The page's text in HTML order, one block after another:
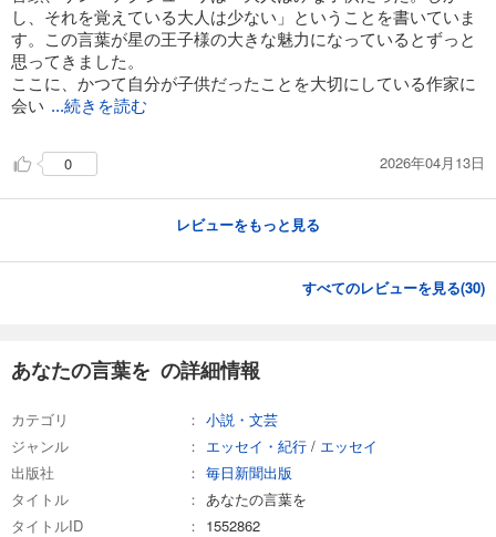
し、それを覚えている大人は少ない」ということを書いていま
す。この言葉が星の王子様の大きな魅力になっているとずっと
思ってきました。
ここに、かつて自分が子供だったことを大切にしている作家に
会い ...続きを読む
0 2026年04月13日
レビューをもっと見る
すべてのレビューを見る(30)
あなたの言葉を の詳細情報
カテゴリ
小説・文芸
ジャンル
エッセイ・紀行 / エッセイ
出版社
毎日新聞出版
タイトル
あなたの言葉を
タイトルID
1552862